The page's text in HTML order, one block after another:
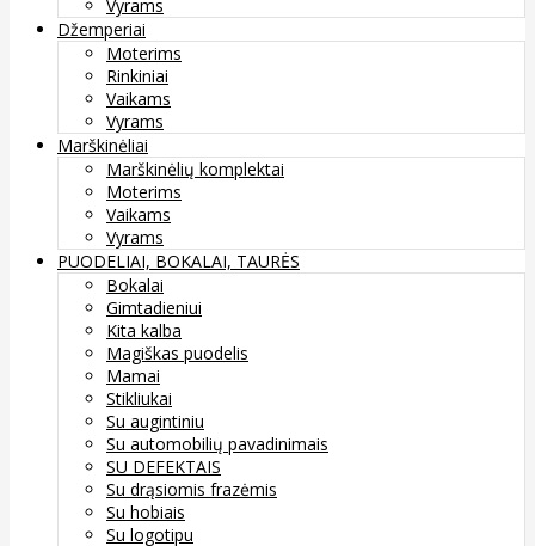
Vyrams
Džemperiai
Moterims
Rinkiniai
Vaikams
Vyrams
Marškinėliai
Marškinėlių komplektai
Moterims
Vaikams
Vyrams
PUODELIAI, BOKALAI, TAURĖS
Bokalai
Gimtadieniui
Kita kalba
Magiškas puodelis
Mamai
Stikliukai
Su augintiniu
Su automobilių pavadinimais
SU DEFEKTAIS
Su drąsiomis frazėmis
Su hobiais
Su logotipu